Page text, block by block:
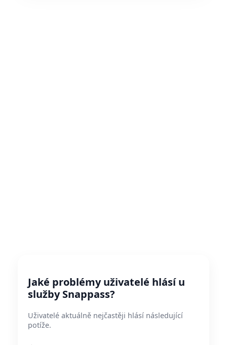
Jaké problémy uživatelé hlásí u
služby Snappass?
Uživatelé aktuálně nejčastěji hlásí následující
potíže.